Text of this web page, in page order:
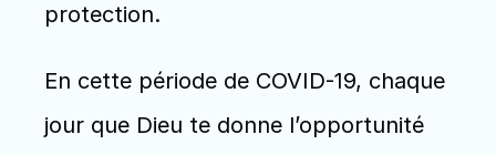
protection.
En cette période de COVID-19, chaque
jour que Dieu te donne l’opportunité